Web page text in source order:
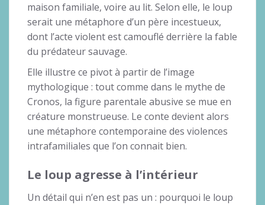
maison familiale, voire au lit. Selon elle, le loup
serait une métaphore d’un père incestueux,
dont l’acte violent est camouflé derrière la fable
du prédateur sauvage.
Elle illustre ce pivot à partir de l’image
mythologique : tout comme dans le mythe de
Cronos, la figure parentale abusive se mue en
créature monstrueuse. Le conte devient alors
une métaphore contemporaine des violences
intrafamiliales que l’on connait bien.
Le loup agresse à l’intérieur
Un détail qui n’en est pas un : pourquoi le loup